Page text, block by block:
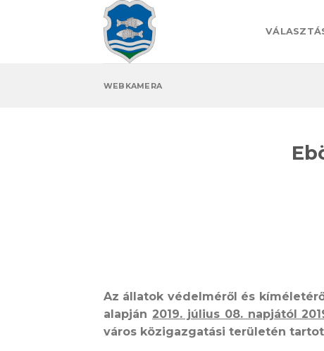
WEBKAMERA
Az állatok védelméről és
alapján 2019. július 08. napjától
város közigazgatási területén